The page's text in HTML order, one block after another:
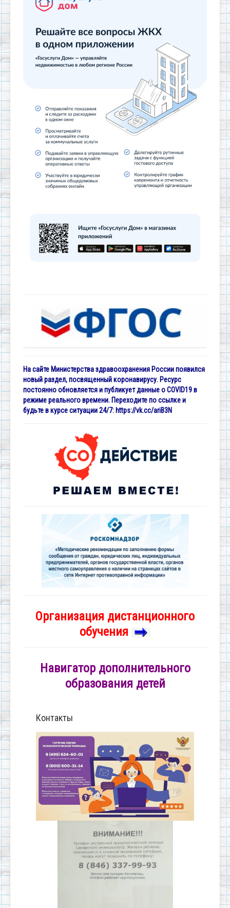
На сайте Министерства здравоохранения России появился
новый раздел, посвященный коронавирусу. Ресурс
постоянно обновляется и публикует данные о COVID19 в
режиме реального времени. Переходите по ссылке и
будьте в курсе ситуации 24/7: https://vk.cc/ariB3N
Организация дистанционного
обучения
Навигатор дополнительного
образования детей
Контакты